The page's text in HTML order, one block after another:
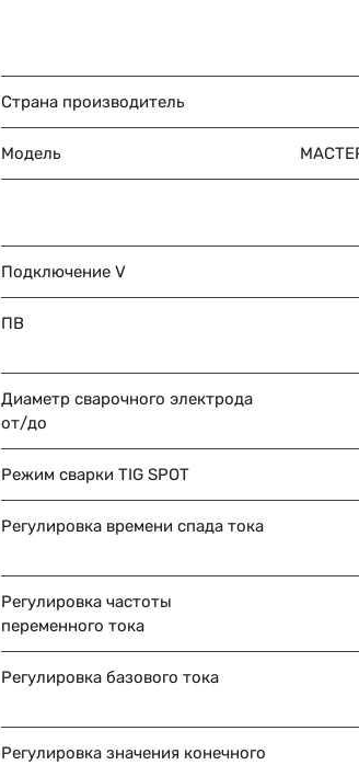
Страна производитель
Модель
Подключение V
ПВ
Диаметр сварочного электрода
от/до
Режим сварки TIG SPOT
Регулировка времени спада тока
Регулировка частоты
переменного тока
Регулировка базового тока
Регулировка значения конечного